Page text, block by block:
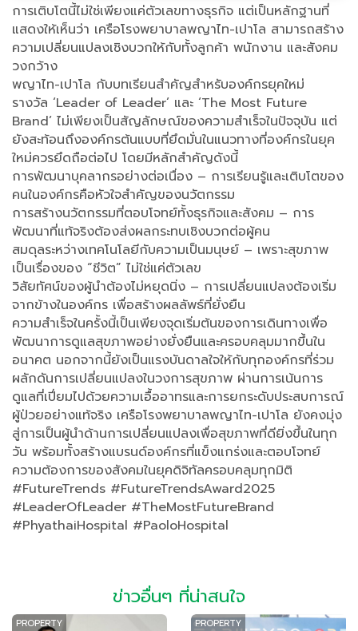
การเติบโตนี้ไม่ใช่เพียงแค่ตัวเลขทางธุรกิจ แต่เป็นหลักฐานที่
แสดงให้เห็นว่า เครือโรงพยาบาลพญาไท-เปาโล สามารถสร้าง
ความเปลี่ยนแปลงเชิงบวกให้กับทั้งลูกค้า พนักงาน และสังคม
วงกว้าง
พญาไท-เปาโล กับบทเรียนสำคัญสำหรับองค์กรยุคใหม่
รางวัล ‘Leader of Leader’ และ ‘The Most Future
Brand’ ไม่เพียงเป็นสัญลักษณ์ของความสำเร็จในปัจจุบัน แต่
ยังสะท้อนถึงองค์กรต้นแบบที่ยึดมั่นในแนวทางที่องค์กรในยุค
ใหม่ควรยึดถือต่อไป โดยมีหลักสำคัญดังนี้
การพัฒนาบุคลากรอย่างต่อเนื่อง – การเรียนรู้และเติบโตของ
คนในองค์กรคือหัวใจสำคัญของนวัตกรรม
การสร้างนวัตกรรมที่ตอบโจทย์ทั้งธุรกิจและสังคม – การ
พัฒนาที่แท้จริงต้องส่งผลกระทบเชิงบวกต่อผู้คน
สมดุลระหว่างเทคโนโลยีกับความเป็นมนุษย์ – เพราะสุขภาพ
เป็นเรื่องของ “ชีวิต” ไม่ใช่แค่ตัวเลข
วิสัยทัศน์ของผู้นำต้องไม่หยุดนิ่ง – การเปลี่ยนแปลงต้องเริ่ม
จากข้างในองค์กร เพื่อสร้างผลลัพธ์ที่ยั่งยืน
ความสำเร็จในครั้งนี้เป็นเพียงจุดเริ่มต้นของการเดินทางเพื่อ
พัฒนาการดูแลสุขภาพอย่างยั่งยืนและครอบคลุมมากขึ้นใน
อนาคต นอกจากนี้ยังเป็นแรงบันดาลใจให้กับทุกองค์กรที่ร่วม
ผลักดันการเปลี่ยนแปลงในวงการสุขภาพ ผ่านการเน้นการ
ดูแลที่เปี่ยมไปด้วยความเอื้ออาทรและการยกระดับประสบการณ์
ผู้ป่วยอย่างแท้จริง เครือโรงพยาบาลพญาไท-เปาโล ยังคงมุ่ง
สู่การเป็นผู้นำด้านการเปลี่ยนแปลงเพื่อสุขภาพที่ดียิ่งขึ้นในทุก
วัน พร้อมทั้งสร้างแบรนด์องค์กรที่แข็งแกร่งและตอบโจทย์
ความต้องการของสังคมในยุคดิจิทัลครอบคลุมทุกมิติ
#FutureTrends #FutureTrendsAward2025
#LeaderOfLeader #TheMostFutureBrand
#PhyathaiHospital #PaoloHospital
ข่าวอื่นๆ ที่น่าสนใจ
PROPERTY PROPERTY